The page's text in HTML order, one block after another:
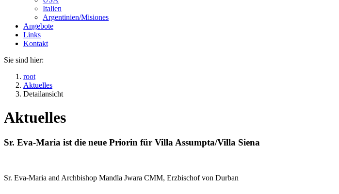
Italien
Argentinien/Misiones
Angebote
Links
Kontakt
Sie sind hier:
root
Aktuelles
Detailansicht
Aktuelles
Sr. Eva-Maria ist die neue Priorin für Villa Assumpta/Villa Siena
Sr. Eva-Maria and Archbishop Mandla Jwara CMM, Erzbischof von Durban